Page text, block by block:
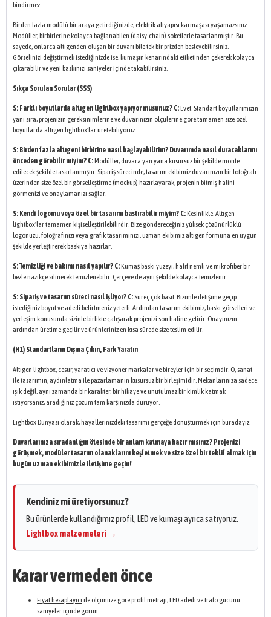
bindirmez.
Birden fazla modülü bir araya getirdiğinizde, elektrik altyapısı karmaşası yaşamazsınız.
Modüller, birbirlerine kolayca bağlanabilen (daisy-chain) soketlerle tasarlanmıştır. Bu
sayede, onlarca altıgenden oluşan bir duvarı bile tek bir prizden besleyebilirsiniz.
Görselinizi değiştirmek istediğinizde ise, kumaşın kenarındaki etiketinden çekerek kolayca
çıkarabilir ve yeni baskınızı saniyeler içinde takabilirsiniz.
Sıkça Sorulan Sorular (SSS)
S: Farklı boyutlarda altıgen lightbox yapıyor musunuz? C:Evet. Standart boyutlarımızın
yanı sıra, projenizin gereksinimlerine ve duvarınızın ölçülerine göre tamamen size özel
boyutlarda altıgen lightbox'lar üretebiliyoruz.
S: Birden fazla altıgeni birbirine nasıl bağlayabilirim? Duvarımda nasıl duracaklarını
önceden görebilir miyim? C:Modüller, duvara yan yana kusursuz bir şekilde monte
edilecek şekilde tasarlanmıştır. Sipariş sürecinde, tasarım ekibimiz duvarınızın bir fotoğrafı
üzerinden size özel bir görselleştirme (mockup) hazırlayarak, projenin bitmiş halini
görmenizi ve onaylamanızı sağlar.
S: Kendi logomu veya özel bir tasarımı bastırabilir miyim? C:Kesinlikle. Altıgen
lightbox'lar tamamen kişiselleştirilebilirdir. Bize göndereceğiniz yüksek çözünürlüklü
logonuzu, fotoğrafınızı veya grafik tasarımınızı, uzman ekibimiz altıgen formuna en uygun
şekilde yerleştirerek baskıya hazırlar.
S: Temizliği ve bakımı nasıl yapılır? C:Kumaş baskı yüzeyi, hafif nemli ve mikrofiber bir
bezle nazikçe silinerek temizlenebilir. Çerçeve de aynı şekilde kolayca temizlenir.
S: Sipariş ve tasarım süreci nasıl işliyor? C:Süreç çok basit. Bizimle iletişime geçip
istediğiniz boyut ve adedi belirtmeniz yeterli. Ardından tasarım ekibimiz, baskı görselleri ve
yerleşim konusunda sizinle birlikte çalışarak projenizi son haline getirir. Onayınızın
ardından üretime geçilir ve ürünleriniz en kısa sürede size teslim edilir.
(H1) Standartların Dışına Çıkın, Fark Yaratın
Altıgen lightbox, cesur, yaratıcı ve vizyoner markalar ve bireyler için bir seçimdir. O, sanat
ile tasarımın, aydınlatma ile pazarlamanın kusursuz bir birleşimidir. Mekanlarınıza sadece
ışık değil, aynı zamanda bir karakter, bir hikaye ve unutulmaz bir kimlik katmak
istiyorsanız, aradığınız çözüm tam karşınızda duruyor.
Lightbox Dünyası olarak, hayallerinizdeki tasarımı gerçeğe dönüştürmek için buradayız.
Duvarlarınıza sıradanlığın ötesinde bir anlam katmaya hazır mısınız? Projenizi
görüşmek, modüler tasarım olanaklarını keşfetmek ve size özel bir teklif almak için
bugün uzman ekibimizle iletişime geçin!
Kendiniz mi üretiyorsunuz?
Bu ürünlerde kullandığımız profil, LED ve kumaşı ayrıca satıyoruz.
Lightbox malzemeleri →
Karar vermeden önce
Fiyat hesaplayıcı ile ölçünüze göre profil metrajı, LED adedi ve trafo gücünü
saniyeler içinde görün.